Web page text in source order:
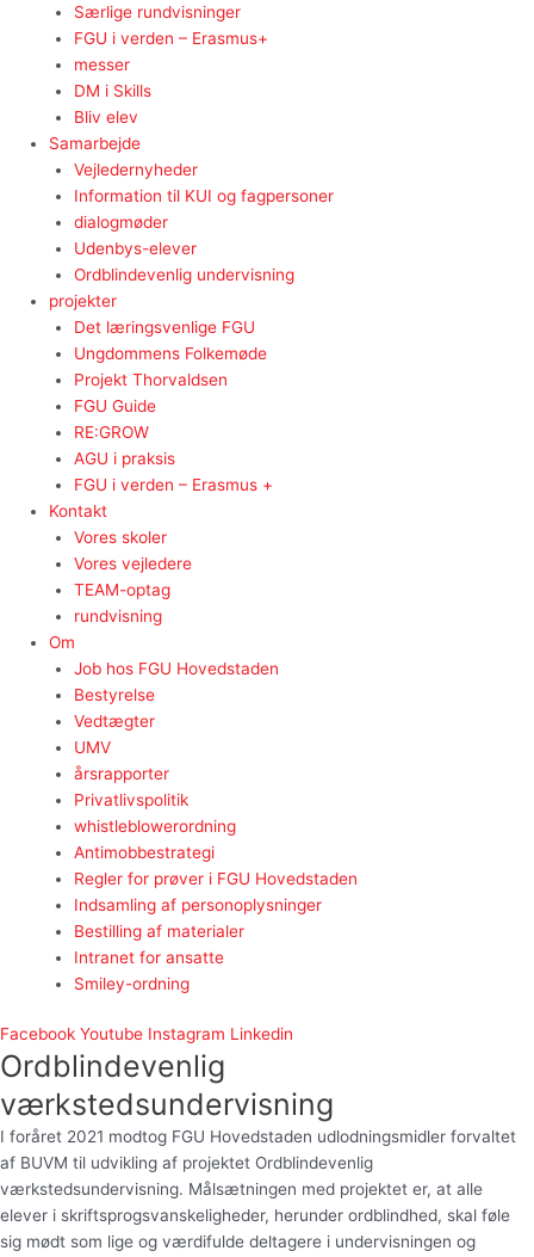
Særlige rundvisninger
FGU i verden – Erasmus+
messer
DM i Skills
Bliv elev
Samarbejde
Vejledernyheder
Information til KUI og fagpersoner
dialogmøder
Udenbys-elever
Ordblindevenlig undervisning
projekter
Det læringsvenlige FGU
Ungdommens Folkemøde
Projekt Thorvaldsen
FGU Guide
RE:GROW
AGU i praksis
FGU i verden – Erasmus +
Kontakt
Vores skoler
Vores vejledere
TEAM-optag
rundvisning
Om
Job hos FGU Hovedstaden
Bestyrelse
Vedtægter
UMV
årsrapporter
Privatlivspolitik
whistleblowerordning
Antimobbestrategi
Regler for prøver i FGU Hovedstaden
Indsamling af personoplysninger
Bestilling af materialer
Intranet for ansatte
Smiley-ordning
Facebook Youtube Instagram Linkedin
Ordblindevenlig
værkstedsundervisning
I foråret 2021 modtog FGU Hovedstaden udlodningsmidler forvaltet
af BUVM til udvikling af projektet Ordblindevenlig
værkstedsundervisning. Målsætningen med projektet er, at alle
elever i skriftsprogsvanskeligheder, herunder ordblindhed, skal føle
sig mødt som lige og værdifulde deltagere i undervisningen og